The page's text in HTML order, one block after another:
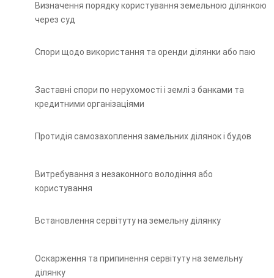
Визначення порядку користування земельною ділянкою
через суд
Спори щодо використання та оренди ділянки або паю
Заставні спори по нерухомості і землі з банками та
кредитними організаціями
Протидія самозахоплення замельних ділянок і будов
Витребування з незаконного володіння або
користування
Встановлення сервітуту на земельну ділянку
Оскарження та припинення сервітуту на земельну
ділянку